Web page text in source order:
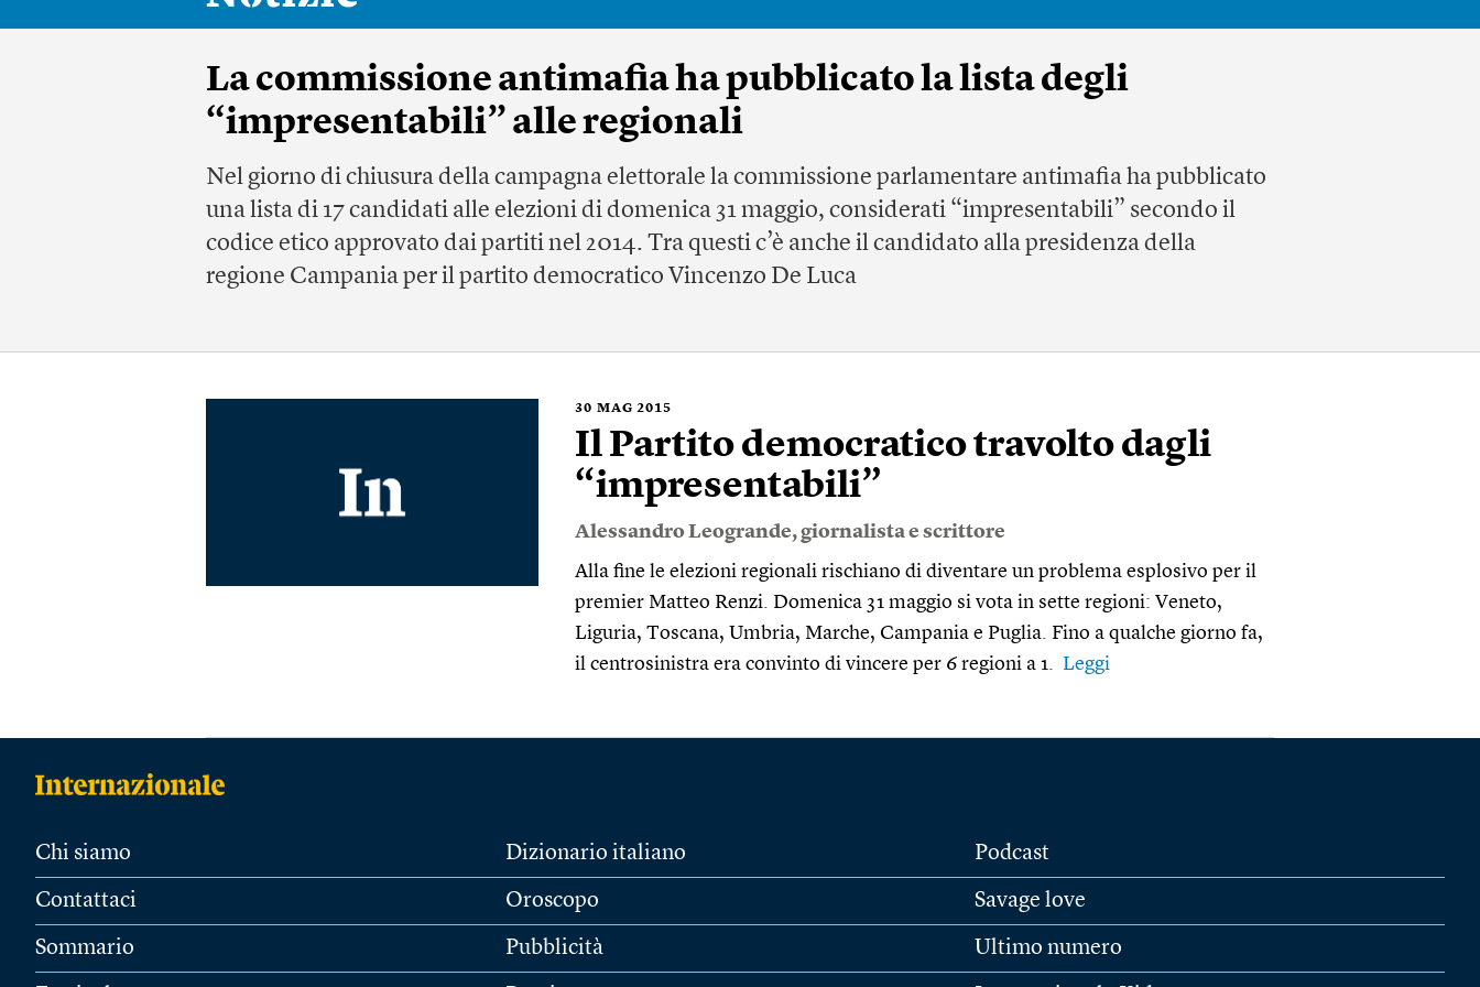
La commissione antimafia ha pubblicato la lista degli
“impresentabili” alle regionali
Nel giorno di chiusura della campagna elettorale la commissione parlamentare antimafia ha pubblicato
una lista di 17 candidati alle elezioni di domenica 31 maggio, considerati “impresentabili” secondo il
codice etico approvato dai partiti nel 2014. Tra questi c’è anche il candidato alla presidenza della
regione Campania per il partito democratico Vincenzo De Luca
30 MAG 2015
Il Partito democratico travolto dagli
“impresentabili”
Alessandro Leogrande, giornalista e scrittore
Alla fine le elezioni regionali rischiano di diventare un problema esplosivo per il
premier Matteo Renzi. Domenica 31 maggio si vota in sette regioni: Veneto,
Liguria, Toscana, Umbria, Marche, Campania e Puglia. Fino a qualche giorno fa,
il centrosinistra era convinto di vincere per 6 regioni a 1. Leggi
Chi siamo
Contattaci
Sommario
Dizionario italiano
Oroscopo
Pubblicità
Podcast
Savage love
Ultimo numero